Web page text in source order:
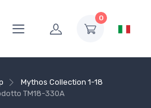
0
Mythos Collection 1-18
TM18-330A